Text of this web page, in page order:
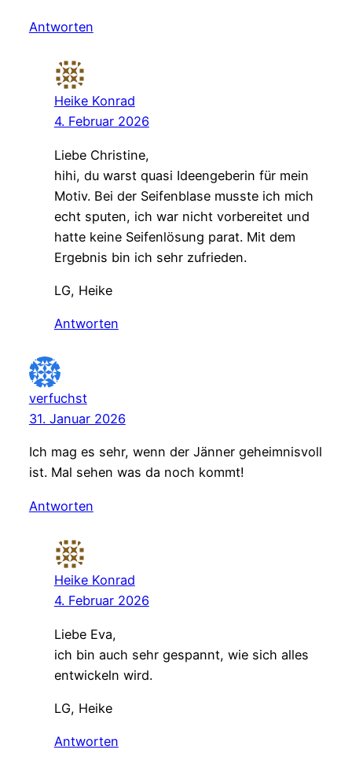
Antworten
Heike Konrad
4. Februar 2026
Liebe Christine,
hihi, du warst quasi Ideengeberin für mein
Motiv. Bei der Seifenblase musste ich mich
echt sputen, ich war nicht vorbereitet und
hatte keine Seifenlösung parat. Mit dem
Ergebnis bin ich sehr zufrieden.
LG, Heike
Antworten
verfuchst
31. Januar 2026
Ich mag es sehr, wenn der Jänner geheimnisvoll
ist. Mal sehen was da noch kommt!
Antworten
Heike Konrad
4. Februar 2026
Liebe Eva,
ich bin auch sehr gespannt, wie sich alles
entwickeln wird.
LG, Heike
Antworten